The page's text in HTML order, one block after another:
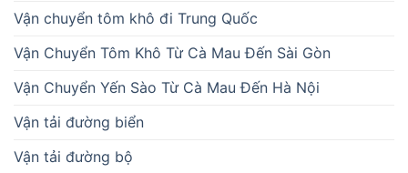
Vận chuyển tôm khô đi Trung Quốc
Vận Chuyển Tôm Khô Từ Cà Mau Đến Sài Gòn
Vận Chuyển Yến Sào Từ Cà Mau Đến Hà Nội
Vận tải đường biển
Vận tải đường bộ